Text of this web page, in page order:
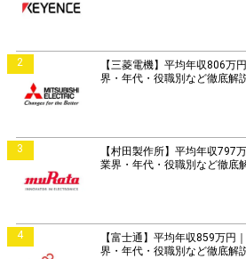
2
【三菱電機】平均年収806万
界・年代・役職別など徹底解
3
【村田製作所】平均年収797
業界・年代・役職別など徹底
4
【富士通】平均年収859万円
界・年代・役職別など徹底解